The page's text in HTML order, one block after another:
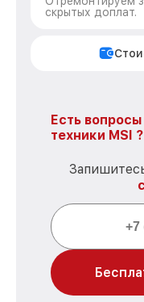
скрытых доплат.
Есть
техники MSI ?